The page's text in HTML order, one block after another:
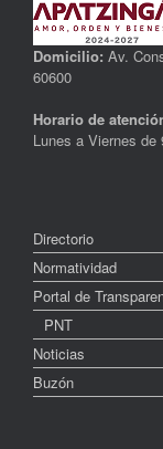
Domicilio: Av.
60600
Horario de
Lunes a Viernes
Directorio
Normatividad
Portal de
PNT
Noticias
Buzón